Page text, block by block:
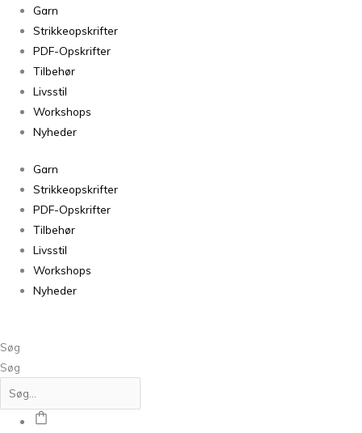
Garn
Strikkeopskrifter
PDF-Opskrifter
Tilbehør
Livsstil
Workshops
Nyheder
Garn
Strikkeopskrifter
PDF-Opskrifter
Tilbehør
Livsstil
Workshops
Nyheder
Søg
Søg
Tynn
Peer
Gynt
Blue
6046
antal